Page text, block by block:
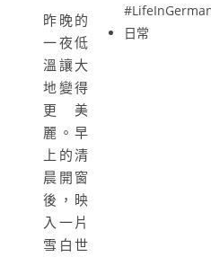
昨晚的
一夜低
溫讓大
地變得
更美
麗。早
上的清
晨開窗
後，映
入一片
雪白世